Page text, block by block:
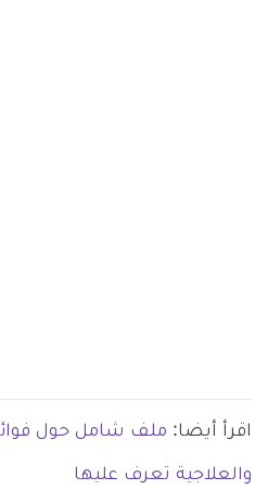
اقرأ أيضا: ملف شامل حول
والعلاجية تعرف عليها